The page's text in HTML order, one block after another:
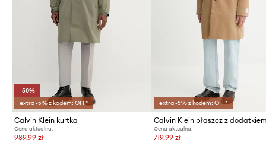
-50%
extra -5% z kodem: OFF*
Calvin Klein kurtka
Cena aktualna:
989,99 zł
extra -5% z kodem: OFF*
Cena aktualna:
719,99 zł